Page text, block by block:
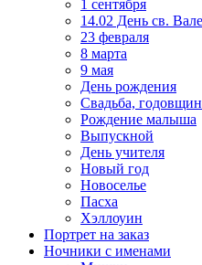
1 сентября
14.02 День св.
23 февраля
8 марта
9 мая
День рождения
Свадьба,
Рождение малыша
Выпускной
День учителя
Новый год
Новоселье
Пасха
Хэллоуин
Портрет на заказ
Ночники с именами